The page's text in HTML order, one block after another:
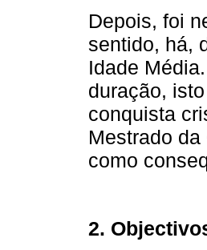
Depois, foi
sentido, há,
Idade
duração,
conquista
Mestrado
como
2.